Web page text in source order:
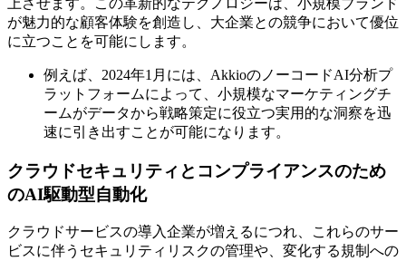
が魅力的な顧客体験を創造し、大企業との競争において優位
に立つことを可能にします。
例えば、2024年1月には、AkkioのノーコードAI分析プ
ラットフォームによって、小規模なマーケティングチ
ームがデータから戦略策定に役立つ実用的な洞察を迅
速に引き出すことが可能になります。
クラウドセキュリティとコンプライアンスのため
のAI駆動型自動化
クラウドサービスの導入企業が増えるにつれ、これらのサー
ビスに伴うセキュリティリスクの管理や、変化する規制への